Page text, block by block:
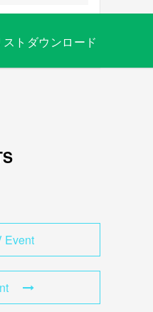
トダウンロード
Event